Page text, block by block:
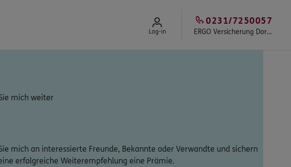
Log-in ERGO Versicherung Dortmund - Christian Schlüter
0231/7250057
mich weiter
mich an interessierte Freunde, Bekannte oder Verwandte und sichern
erfolgreiche Weiterempfehlung eine Prämie.